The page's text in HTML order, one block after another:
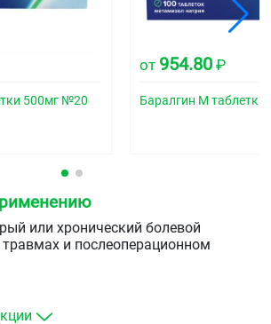
500мг №20
от 954.80 ₽
Баралгин М
или хронический болевой
и послеоперационном
заболеваниях и других
меры.